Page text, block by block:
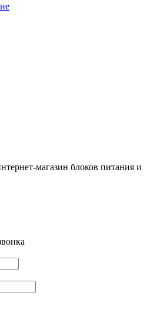
магазин блоков питания и